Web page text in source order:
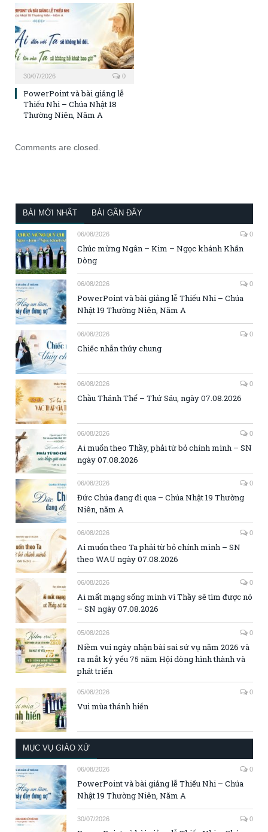
30/07/2026 0
PowerPoint và bài giảng lễ
Thiếu Nhi – Chúa Nhật 18
Thường Niên, Năm A
Comments are closed.
BÀI MỚI NHẤT BÀI GẦN ĐÂY
06/08/2026 0
Chúc mừng Ngân – Kim – Ngọc khánh Khấn
Dòng
06/08/2026 0
PowerPoint và bài giảng lễ Thiếu Nhi – Chúa
Nhật 19 Thường Niên, Năm A
06/08/2026 0
Chiếc nhẫn thủy chung
06/08/2026 0
Chầu Thánh Thể – Thứ Sáu, ngày 07.08.2026
06/08/2026 0
Ai muốn theo Thầy, phải từ bỏ chính mình – SN
ngày 07.08.2026
06/08/2026 0
Đức Chúa đang đi qua – Chúa Nhật 19 Thường
Niên, năm A
06/08/2026 0
Ai muốn theo Ta phải từ bỏ chính mình – SN
theo WAU ngày 07.08.2026
06/08/2026 0
Ai mất mạng sống mình vì Thầy sẽ tìm được nó
– SN ngày 07.08.2026
05/08/2026 0
Niềm vui ngày nhận bài sai sứ vụ năm 2026 và
ra mắt kỷ yếu 75 năm Hội dòng hình thành và
phát triển
05/08/2026 0
Vui mùa thánh hiến
MỤC VỤ GIÁO XỨ
06/08/2026 0
PowerPoint và bài giảng lễ Thiếu Nhi – Chúa
Nhật 19 Thường Niên, Năm A
30/07/2026 0